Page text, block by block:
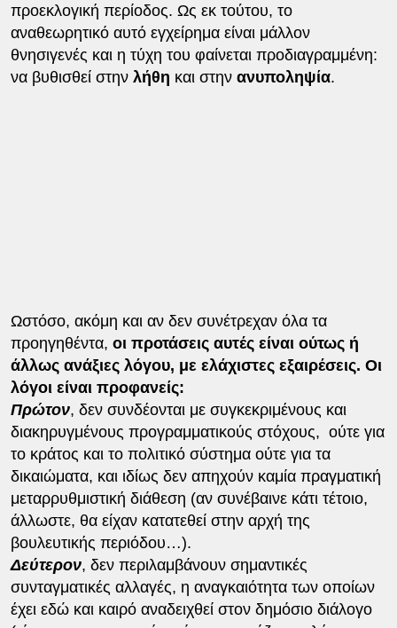
προεκλογική περίοδος. Ως εκ τούτου, το
αναθεωρητικό αυτό εγχείρημα είναι μάλλον
θνησιγενές και η τύχη του φαίνεται προδιαγραμμένη:
να βυθισθεί στην λήθη και στην ανυποληψία.
Ωστόσο, ακόμη και αν δεν συνέτρεχαν όλα τα
προηγηθέντα, οι προτάσεις αυτές είναι ούτως ή
άλλως ανάξιες λόγου, με ελάχιστες εξαιρέσεις. Οι
λόγοι είναι προφανείς:
Πρώτον, δεν συνδέονται με συγκεκριμένους και
διακηρυγμένους προγραμματικούς στόχους, ούτε για
το κράτος και το πολιτικό σύστημα ούτε για τα
δικαιώματα, και ιδίως δεν απηχούν καμία πραγματική
μεταρρυθμιστική διάθεση (αν συνέβαινε κάτι τέτοιο,
άλλωστε, θα είχαν κατατεθεί στην αρχή της
βουλευτικής περιόδου…).
Δεύτερον, δεν περιλαμβάνουν σημαντικές
συνταγματικές αλλαγές, η αναγκαιότητα των οποίων
έχει εδώ και καιρό αναδειχθεί στον δημόσιο διάλογο